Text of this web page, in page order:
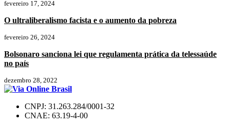
fevereiro 17, 2024
O ultraliberalismo facista e o aumento da pobreza
fevereiro 26, 2024
Bolsonaro sanciona lei que regulamenta prática da telessaúde
no país
dezembro 28, 2022
CNPJ: 31.263.284/0001-32
CNAE: 63.19-4-00